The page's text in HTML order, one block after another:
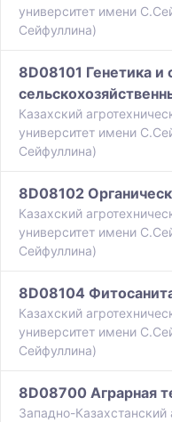
университет имени
Сейфуллина)
8D08101 Генетика и
Казахский
университет имени
Сейфуллина)
8D08102
Казахский
университет имени
Сейфуллина)
8D08104
Казахский
университет имени
Сейфуллина)
8D08700 Аграрная
Западно-Казахстанский